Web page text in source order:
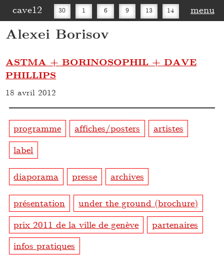
cave12 30 1 6 9 13 14
16 20
menu
Alexei Borisov
ASTMA + BORINOSOPHIL + DAVE
PHILLIPS
18 avril 2012
programme affiches/posters
artistes
label
diaporama presse archives
présentation
under the ground (brochure)
prix 2011 de la ville de genève
partenaires
infos pratiques